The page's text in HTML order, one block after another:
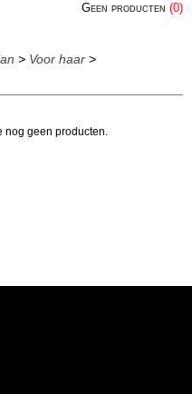
Geen producten (0)
> Voor haar >
nog geen producten.